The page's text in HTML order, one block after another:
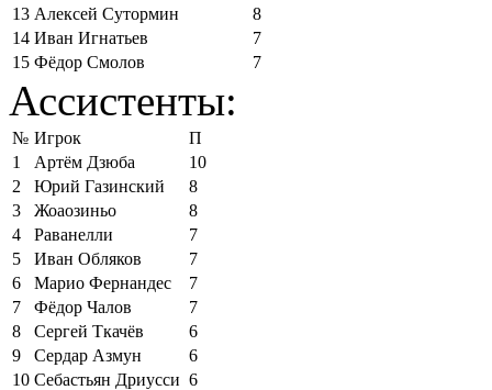
13 Алексей Сутормин
8
14 Иван Игнатьев
7
15 Фёдор Смолов 7
Ассистенты:
№ Игрок
П
1
Артём Дзюба
10
2
Юрий Газинский
8
3
Жоаозиньо
8
4
Раванелли
7
5
Иван Обляков
7
6
Марио Фернандес
7
7
Фёдор Чалов
7
8
Сергей Ткачёв
6
9
Сердар Азмун
6
10 Себастьян Дриусси 6